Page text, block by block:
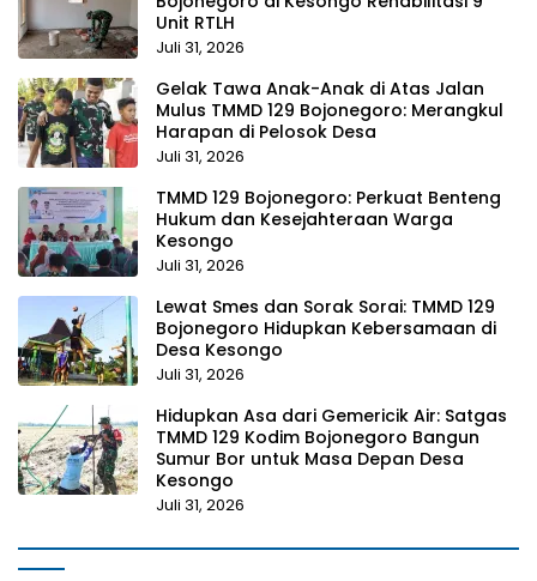
Unit RTLH
Juli 31, 2026
Gelak Tawa Anak-Anak di Atas Jalan
Mulus TMMD 129 Bojonegoro: Merangkul
Harapan di Pelosok Desa
Juli 31, 2026
TMMD 129 Bojonegoro: Perkuat Benteng
Hukum dan Kesejahteraan Warga
Kesongo
Juli 31, 2026
Lewat Smes dan Sorak Sorai: TMMD 129
Bojonegoro Hidupkan Kebersamaan di
Desa Kesongo
Juli 31, 2026
Hidupkan Asa dari Gemericik Air: Satgas
TMMD 129 Kodim Bojonegoro Bangun
Sumur Bor untuk Masa Depan Desa
Kesongo
Juli 31, 2026